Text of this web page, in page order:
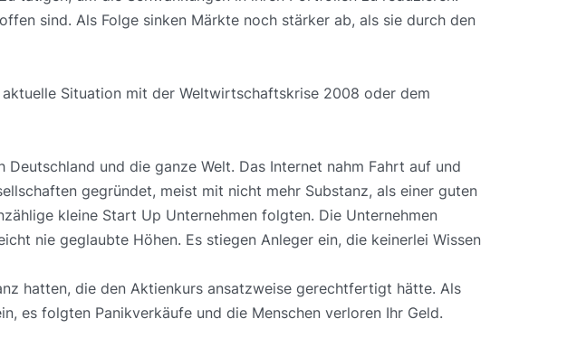
sind. Als Folge sinken Märkte noch stärker ab, als sie durch den
Situation mit der Weltwirtschaftskrise 2008 oder dem
und die ganze Welt. Das Internet nahm Fahrt auf und
gegründet, meist mit nicht mehr Substanz, als einer guten
kleine Start Up Unternehmen folgten. Die Unternehmen
nie geglaubte Höhen. Es stiegen Anleger ein, die keinerlei Wissen
hatten, die den Aktienkurs ansatzweise gerechtfertigt hätte. Als
es folgten Panikverkäufe und die Menschen verloren Ihr Geld.